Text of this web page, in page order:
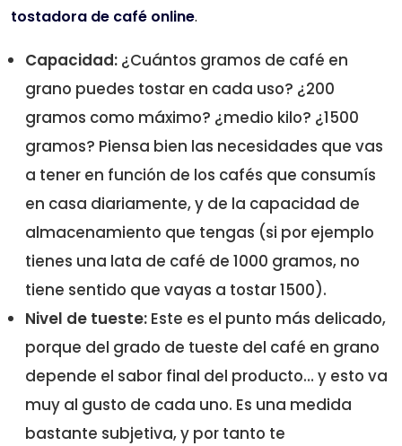
tostadora de café online.
Capacidad: ¿Cuántos gramos de café en
grano puedes tostar en cada uso? ¿200
gramos como máximo? ¿medio kilo? ¿1500
gramos? Piensa bien las necesidades que vas
a tener en función de los cafés que consumís
en casa diariamente, y de la capacidad de
almacenamiento que tengas (si por ejemplo
tienes una lata de café de 1000 gramos, no
tiene sentido que vayas a tostar 1500).
Nivel de tueste: Este es el punto más delicado,
porque del grado de tueste del café en grano
depende el sabor final del producto… y esto va
muy al gusto de cada uno. Es una medida
bastante subjetiva, y por tanto te